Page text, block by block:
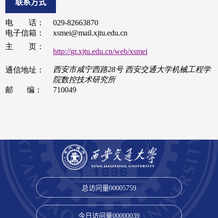
联系方式
总访问量00005759
今日访问量00000039